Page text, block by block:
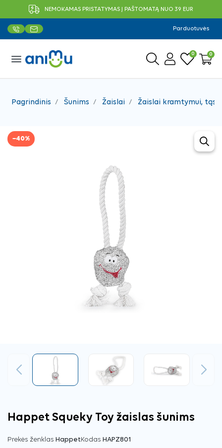
NEMOKAMAS PRISTATYMAS Į PAŠTOMATĄ NUO 39 EUR
Parduotuvės
menu 0 0
Pagrindinis Šunims Žaislai Žaislai kramtymui,
−40%
Ankstesnis Tęsti
Happet Squeky Toy žaislas šunims
Prekės ženklas HappetKodas HAPZ801